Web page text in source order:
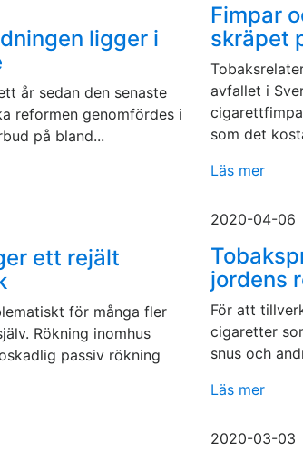
ligger i
år sedan den senaste
reformen genomfördes i
på bland...
Fimpar
skräpet
avfallet i
som det
Läs mer
ett rejält
för många fler
Rökning inomhus
passiv rökning
2020-04-06
jordens
För att
cigaretter
snus och
Läs mer
2020-03-03